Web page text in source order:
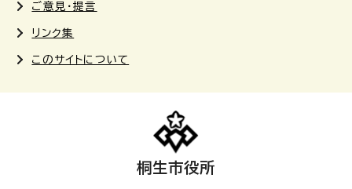
ご意見・提言
リンク集
このサイトについて
桐生市役所